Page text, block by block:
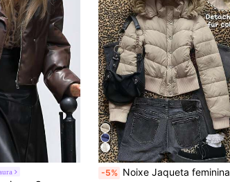
-5% Noixe Jaqueta feminina moderna e versátil com capuz e gola de pele sintética, ideal para o inverno. Jaqueta puffer com capuz e gola de pele removível.